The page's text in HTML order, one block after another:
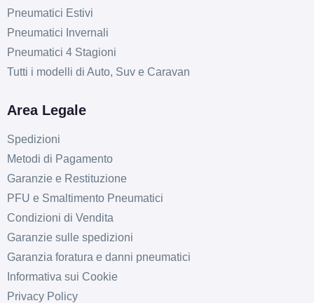
Pneumatici Estivi
Pneumatici Invernali
Pneumatici 4 Stagioni
Tutti i modelli di Auto, Suv e Caravan
Area Legale
Spedizioni
Metodi di Pagamento
Garanzie e Restituzione
PFU e Smaltimento Pneumatici
Condizioni di Vendita
Garanzie sulle spedizioni
Garanzia foratura e danni pneumatici
Informativa sui Cookie
Privacy Policy